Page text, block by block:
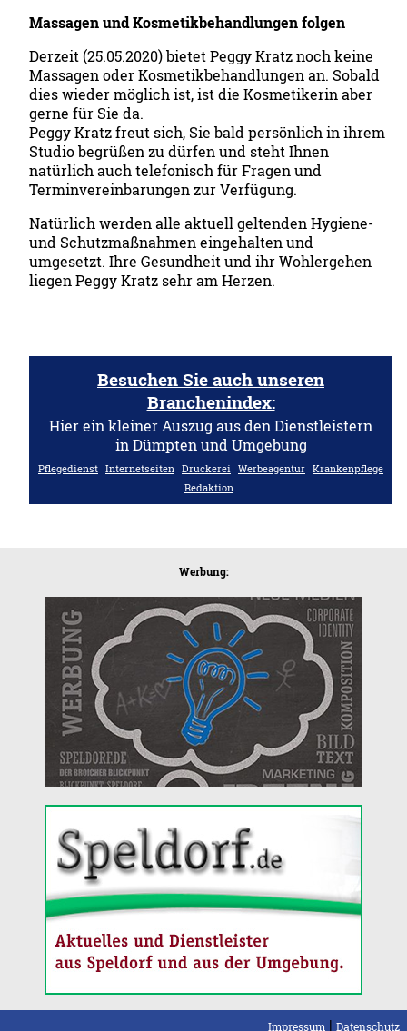
Massagen und Kosmetikbehandlungen folgen
Derzeit (25.05.2020) bietet Peggy Kratz noch keine
Massagen oder Kosmetikbehandlungen an. Sobald
dies wieder möglich ist, ist die Kosmetikerin aber
gerne für Sie da.
Peggy Kratz freut sich, Sie bald persönlich in ihrem
Studio begrüßen zu dürfen und steht Ihnen
natürlich auch telefonisch für Fragen und
Terminvereinbarungen zur Verfügung.
Natürlich werden alle aktuell geltenden Hygiene-
und Schutzmaßnahmen eingehalten und
umgesetzt. Ihre Gesundheit und ihr Wohlergehen
liegen Peggy Kratz sehr am Herzen.
Besuchen Sie auch unseren
Branchenindex:
Hier ein kleiner Auszug aus den Dienstleistern
in Dümpten und Umgebung
Pflegedienst Internetseiten Druckerei Werbeagentur Krankenpflege
Redaktion
Werbung:
Impressum | Datenschutz